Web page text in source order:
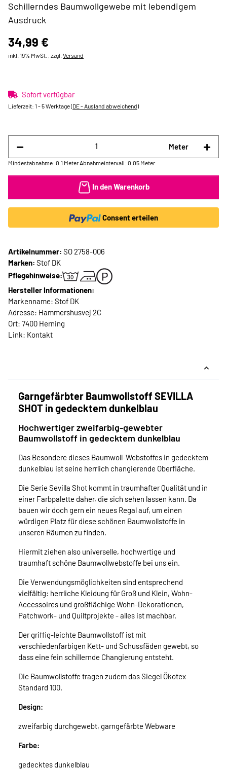
Schillerndes Baumwollgewebe mit lebendigem
Ausdruck
34,99 €
inkl. 19% MwSt. , zzgl. Versand
Sofort verfügbar
Lieferzeit: 1 - 5 Werktage(DE - Ausland abweichend)
Meter
Mindestabnahme: 0.1 Meter Abnahmeintervall: 0.05 Meter
In den Warenkorb
Consent erteilen
Artikelnummer: SO 2758-006
Marken: Stof DK
Pflegehinweise:
Hersteller Informationen:
Markenname: Stof DK
Adresse: Hammershusvej 2C
Ort: 7400 Herning
Link: Kontakt
Garngefärbter Baumwollstoff SEVILLA
SHOT in gedecktem dunkelblau
Hochwertiger zweifarbig-gewebter
Baumwollstoff in gedecktem dunkelblau
Das Besondere dieses Baumwoll-Webstoffes in gedecktem
dunkelblau ist seine herrlich changierende Oberfläche.
Die Serie Sevilla Shot kommt in traumhafter Qualität und in
einer Farbpalette daher, die sich sehen lassen kann. Da
bauen wir doch gern ein neues Regal auf, um einen
würdigen Platz für diese schönen Baumwollstoffe in
unseren Räumen zu finden.
Hiermit ziehen also universelle, hochwertige und
traumhaft schöne Baumwollwebstoffe bei uns ein.
Die Verwendungsmöglichkeiten sind entsprechend
vielfältig: herrliche Kleidung für Groß und Klein, Wohn-
Accessoires und großflächige Wohn-Dekorationen,
Patchwork- und Quiltprojekte - alles ist machbar.
Der griffig-leichte Baumwollstoff ist mit
verschiedenfarbigen Kett- und Schussfäden gewebt, so
dass eine fein schillernde Changierung entsteht.
Die Baumwollstoffe tragen zudem das Siegel Ökotex
Standard 100.
Design:
zweifarbig durchgewebt, garngefärbte Webware
Farbe:
gedecktes dunkelblau